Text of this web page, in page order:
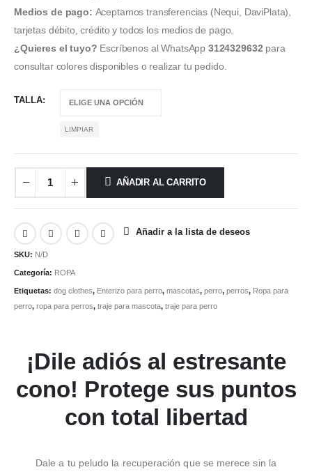
Medios de pago: Aceptamos transferencias (Nequi, DaviPlata),
tarjetas débito, crédito y todos los medios de pago.
¿Quieres el tuyo? Escríbenos al WhatsApp 3124329632 para
consultar colores disponibles o realizar tu pedido.
TALLA
LIMPIAR
AÑADIR AL CARRITO
Añadir a la lista de deseos
SKU: N/D
Categoría: ROPA
Etiquetas: dog clothes, Enterizo para perro, mascotas, perro, perros, Ropa para
perro, ropa para perros, traje para mascota, traje para perro
¡Dile adiós al estresante
cono! Protege sus puntos
con total libertad
Dale a tu peludo la recuperación que se merece sin la